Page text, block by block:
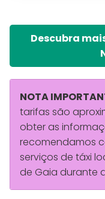
Descubra
NOTA
tarifas são
obter as
recomendamos
serviços de táxi
de Gaia durante